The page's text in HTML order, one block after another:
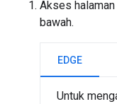
Akses
bawah.
EDGE
Untuk